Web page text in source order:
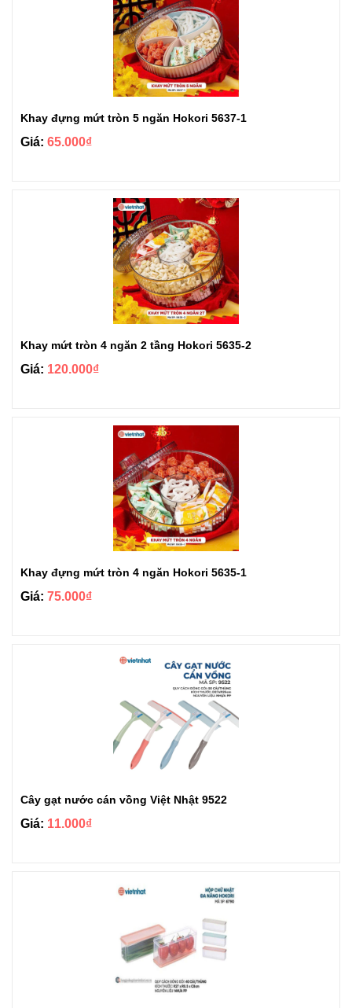
Khay đựng mứt tròn 5 ngăn Hokori 5637-1
Giá: 65.000₫
Khay mứt tròn 4 ngăn 2 tầng Hokori 5635-2
Giá: 120.000₫
Khay đựng mứt tròn 4 ngăn Hokori 5635-1
Giá: 75.000₫
Cây gạt nước cán vồng Việt Nhật 9522
Giá: 11.000₫